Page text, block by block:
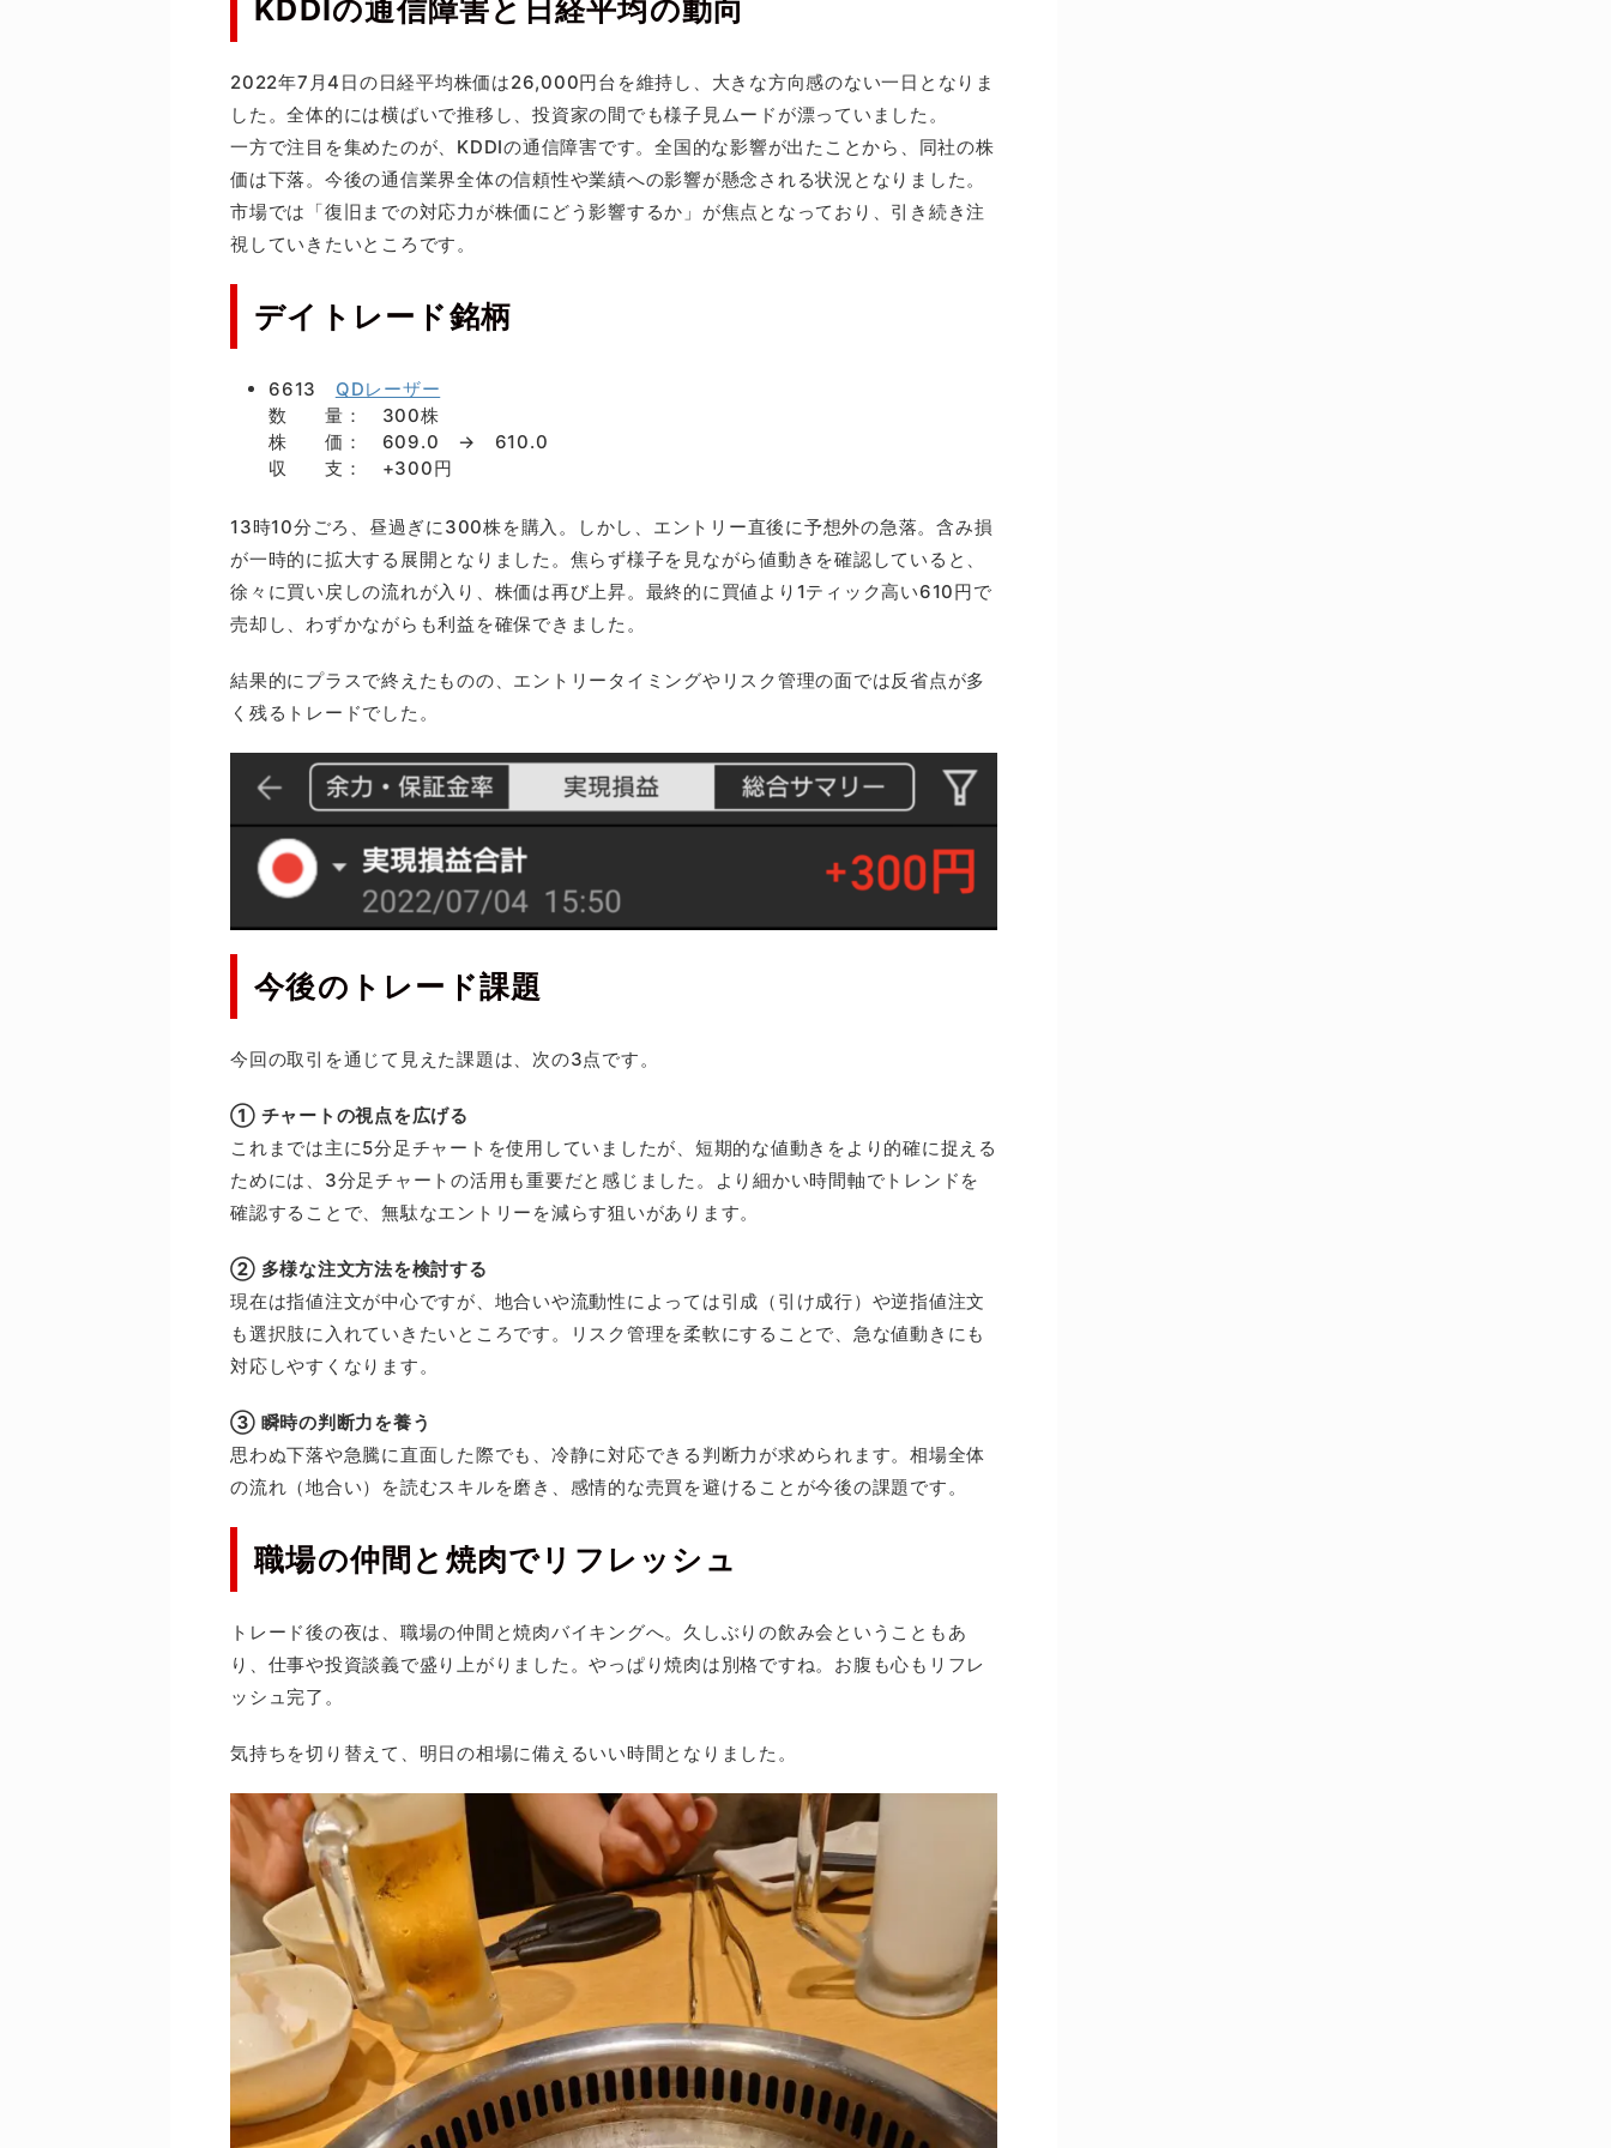
KDDIの通信障害と日経平均の動向
2022年7月4日の日経平均株価は26,000円台を維持し、大きな方向感のない一日となりま
した。全体的には横ばいで推移し、投資家の間でも様子見ムードが漂っていました。
一方で注目を集めたのが、KDDIの通信障害です。全国的な影響が出たことから、同社の株
価は下落。今後の通信業界全体の信頼性や業績への影響が懸念される状況となりました。
市場では「復旧までの対応力が株価にどう影響するか」が焦点となっており、引き続き注
視していきたいところです。
デイトレード銘柄
6613 QDレーザー
数 量： 300株
株 価： 609.0 → 610.0
収 支： +300円
13時10分ごろ、昼過ぎに300株を購入。しかし、エントリー直後に予想外の急落。含み損
が一時的に拡大する展開となりました。焦らず様子を見ながら値動きを確認していると、
徐々に買い戻しの流れが入り、株価は再び上昇。最終的に買値より1ティック高い610円で
売却し、わずかながらも利益を確保できました。
結果的にプラスで終えたものの、エントリータイミングやリスク管理の面では反省点が多
く残るトレードでした。
今後のトレード課題
今回の取引を通じて見えた課題は、次の3点です。
① チャートの視点を広げる
これまでは主に5分足チャートを使用していましたが、短期的な値動きをより的確に捉える
ためには、3分足チャートの活用も重要だと感じました。より細かい時間軸でトレンドを
確認することで、無駄なエントリーを減らす狙いがあります。
② 多様な注文方法を検討する
現在は指値注文が中心ですが、地合いや流動性によっては引成（引け成行）や逆指値注文
も選択肢に入れていきたいところです。リスク管理を柔軟にすることで、急な値動きにも
対応しやすくなります。
③ 瞬時の判断力を養う
思わぬ下落や急騰に直面した際でも、冷静に対応できる判断力が求められます。相場全体
の流れ（地合い）を読むスキルを磨き、感情的な売買を避けることが今後の課題です。
職場の仲間と焼肉でリフレッシュ
トレード後の夜は、職場の仲間と焼肉バイキングへ。久しぶりの飲み会ということもあ
り、仕事や投資談義で盛り上がりました。やっぱり焼肉は別格ですね。お腹も心もリフレ
ッシュ完了。
気持ちを切り替えて、明日の相場に備えるいい時間となりました。